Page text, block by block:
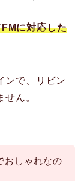
に対応した
ンで、リビン
ん。
おしゃれなの